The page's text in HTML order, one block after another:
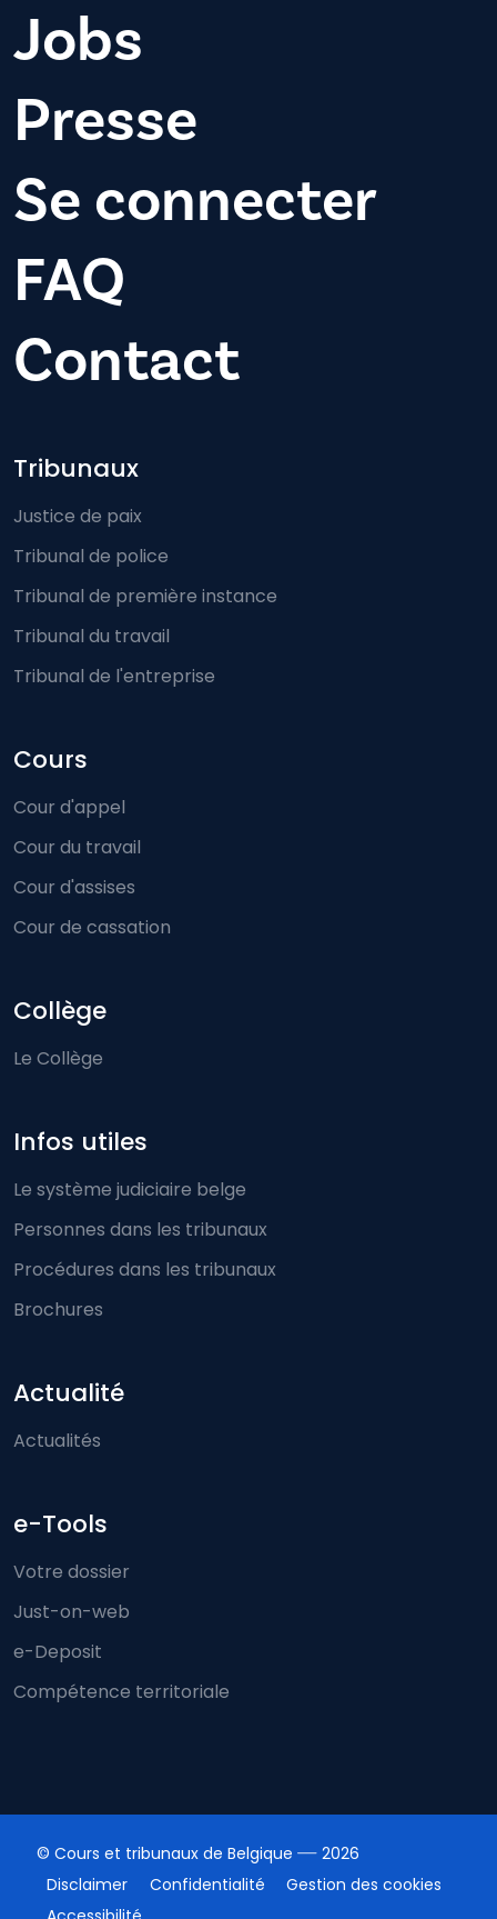
Jobs
Presse
Se connecter
FAQ
Contact
Footer-menu
Tribunaux
Justice de paix
Tribunal de police
Tribunal de première instance
Tribunal du travail
Tribunal de l'entreprise
Cours
Cour d'appel
Cour du travail
Cour d'assises
Cour de cassation
Collège
Le Collège
Infos utiles
Le système judiciaire belge
Personnes dans les tribunaux
Procédures dans les tribunaux
Brochures
Actualité
Actualités
e-Tools
Votre dossier
Just-on-web
e-Deposit
Compétence territoriale
© Cours et tribunaux de Belgique
2026
Disclaimer
Confidentialité
Gestion des cookies